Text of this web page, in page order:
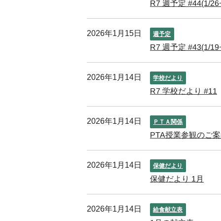
R7 週予定 #44(1/
2026年1月15日 週予定
R7 週予定 #43(1/
2026年1月14日 学校だより
R7 学校だより #11
2026年1月14日 ＰＴＡ関係
PTA授業参観のご
2026年1月14日 保健だより
保健だより 1月
2026年1月14日 給食献立表